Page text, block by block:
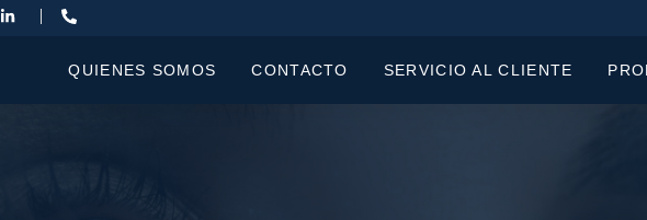
QUIENES SOMOS CONTACTO SERVICIO AL CLIENTE